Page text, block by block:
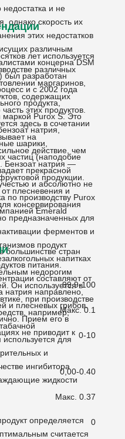
и не
однако скорость их
этих недостатков
различным
концерна DSM
был разработан
и с 2002 года
продукта,
маркой Purox S. Это
натрия,
шарики,
частиц (наподобие
прекрасной
и абсолютно не
по производству Purox
Emerald
большинстве стран
питания.
составляют от
натрия направлено,
и плесневых грибов.
Прием его в
не приводит к
лет используется
различных
маргаринов,
содержащих
этих продуктов.
здесь в сочетании
на
действие, чем
Бензоат натрия —
продукции.
плесневения и
консервирования
предназначенных для
ферментов и
продукт
напитках
недорогим
Он используется в
при производстве
например,
для
и
ингибитора
жидкости
определяется
считается
99,9-100
Макс. 0.1
0-10
0,00-0.40
Макс. 0.37
0